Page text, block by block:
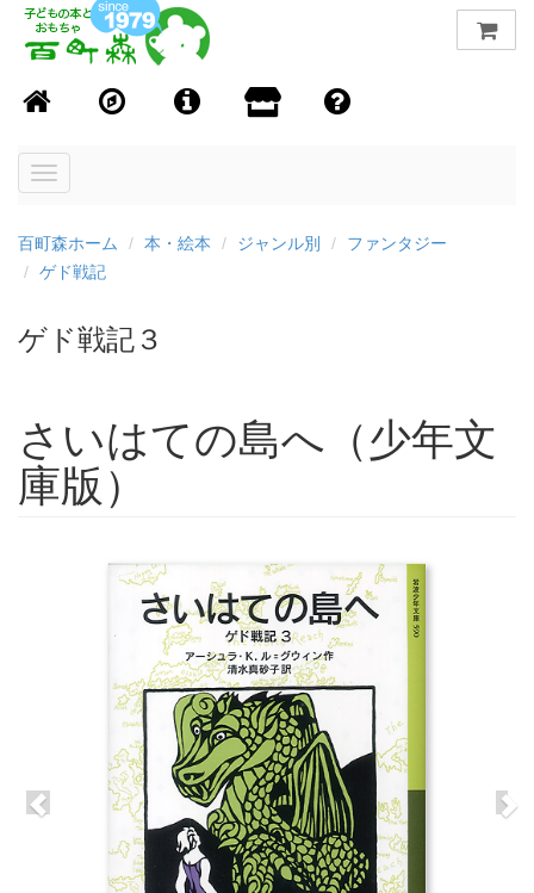
Toggle
百町森ホーム 本・絵本 ジャンル別
ファンタジー
ゲド戦記
ゲド戦記３
さいはての島へ（少年文
庫版）